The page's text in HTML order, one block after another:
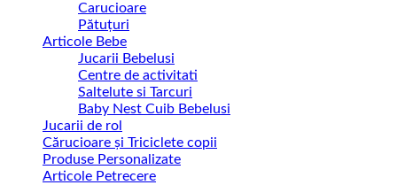
Carucioare
Pătuțuri
Articole Bebe
Jucarii Bebelusi
Centre de activitati
Saltelute si Tarcuri
Baby Nest Cuib Bebelusi
Jucarii de rol
Cărucioare și Triciclete copii
Produse Personalizate
Articole Petrecere